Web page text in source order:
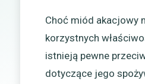
Choć miód akacjowy
korzystnych
istnieją pewne
dotyczące jego